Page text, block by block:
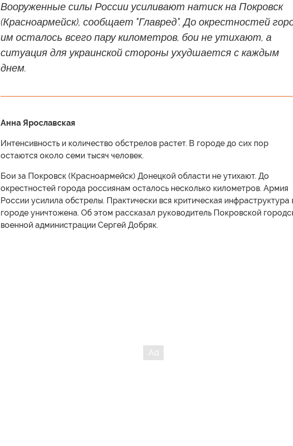
Вооруженные силы России усиливают натиск на Покровск
(Красноармейск), сообщает "Главред". До окрестностей
им осталось всего пару километров, бои не утихают, а
ситуация для украинской стороны ухудшается с каждым
днем.
Анна Ярославская
Интенсивность и количество обстрелов растет. В городе до сих пор
остаются около семи тысяч человек.
Бои за Покровск (Красноармейск) Донецкой области не утихают. До
окрестностей города россиянам осталось несколько километров. Армия
России усилила обстрелы. Практически вся критическая инфраструктура
городе уничтожена. Об этом рассказал руководитель Покровской
военной администрации Сергей Добряк.